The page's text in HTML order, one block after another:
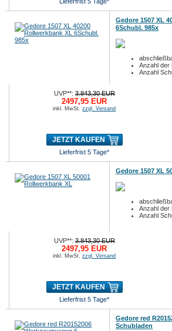
Gedore 1507 XL
6Schubl. 985x
Anzahl der
Anzahl
UVP**:3.843,30 EUR
2497,95 EUR
inkl. MwSt.zzgl. Versand
JETZT KAUFEN
Lieferfrist 5 Tage*
Gedore 1507 XL
Anzahl der
Anzahl
UVP**:3.843,30 EUR
2497,95 EUR
inkl. MwSt.zzgl. Versand
JETZT KAUFEN
Lieferfrist 5 Tage*
Gedore red
Schubladen